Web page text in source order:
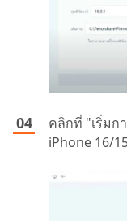
คลิกที่ "เริ่มก
iPhone 16/